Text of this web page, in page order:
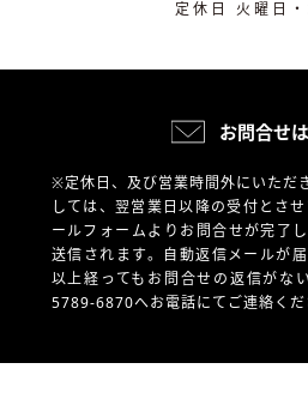
定休日 火曜日・
お問合せ
※定休日、及び営業時間外にいただ
しては、翌営業日以降の受付とさ
ールフォームよりお問合せが完了
送信されます。自動返信メールが届
以上経ってもお問合せの返信がな
5789-6870へお電話にてご連絡くだ